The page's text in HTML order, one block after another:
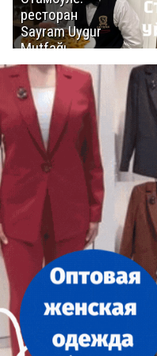
ресторан
Sayram Uygur
Mutfağı